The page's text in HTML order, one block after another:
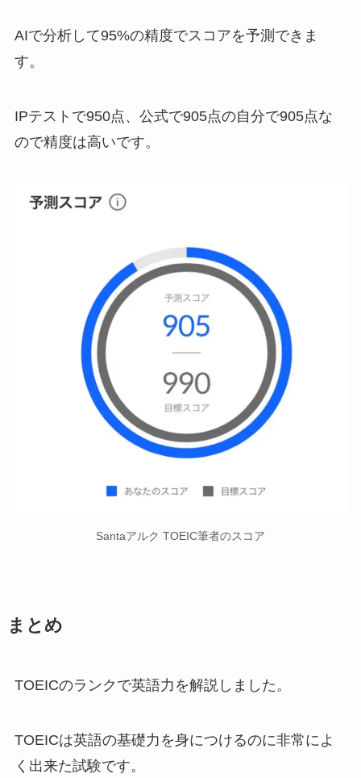
AIで分析して95%の精度でスコアを予測できま
す。
IPテストで950点、公式で905点の自分で905点な
ので精度は高いです。
Santaアルク TOEIC筆者のスコア
まとめ
TOEICのランクで英語力を解説しました。
TOEICは英語の基礎力を身につけるのに非常によ
く出来た試験です。